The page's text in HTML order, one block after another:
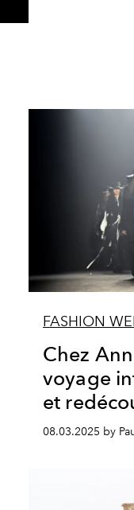
FASHION
Chez
voyage
et
08.03.2025 by